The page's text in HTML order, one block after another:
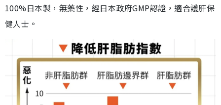
100%日本製，無藥性，經日本政府GMP認證，適合護肝保
健人士。